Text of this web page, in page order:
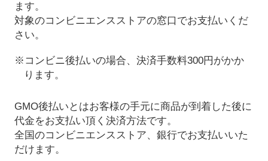
ます。
対象のコンビニエンスストアの窓口でお支払いくだ
さい。
※コンビニ後払いの場合、決済手数料300円がかか
ります。
GMO後払いとはお客様の手元に商品が到着した後に
代金をお支払い頂く決済方法です。
全国のコンビニエンスストア、銀行でお支払いいた
だけます。